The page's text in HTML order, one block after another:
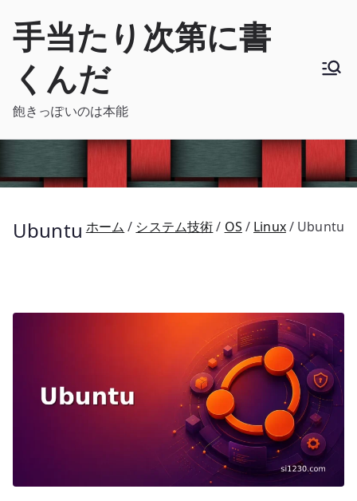
手当たり次第に書
くんだ
飽きっぽいのは本能
Ubuntu ホーム システム技術 OS Linux Ubuntu